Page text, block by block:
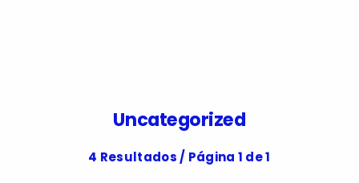
Uncategorized
4 Resultados / Página 1 de 1